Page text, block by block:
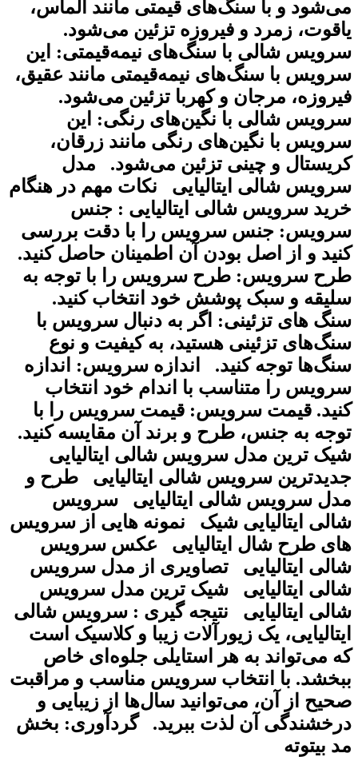
و با سنگ‌های قیمتی مانند الماس،
زمرد و فیروزه تزئین می‌شود.
شالی با سنگ‌های نیمه‌قیمتی: این
با سنگ‌های نیمه‌قیمتی مانند عقیق،
مرجان و کهربا تزئین می‌شود.
شالی با نگین‌های رنگی: این
با نگین‌های رنگی مانند زرقان،
و چینی تزئین می‌شود. مدل
شالی ایتالیایی نکات مهم در هنگام
سرویس شالی ایتالیایی : جنس
جنس سرویس را با دقت بررسی
و از اصل بودن آن اطمینان حاصل کنید.
سرویس: طرح سرویس را با توجه به
و سبک پوشش خود انتخاب کنید.
های تزئینی: اگر به دنبال سرویس با
تزئینی هستید، به کیفیت و نوع
توجه کنید. اندازه سرویس: اندازه
را متناسب با اندام خود انتخاب
قیمت سرویس: قیمت سرویس را با
به جنس، طرح و برند آن مقایسه کنید.
ترین مدل سرویس شالی ایتالیایی
سرویس شالی ایتالیایی طرح و
سرویس شالی ایتالیایی سرویس
ایتالیایی شیک نمونه هایی از سرویس
طرح شال ایتالیایی عکس سرویس
ایتالیایی تصاویری از مدل سرویس
ایتالیایی شیک ترین مدل سرویس
ایتالیایی نتیجه گیری : سرویس شالی
یک زیورآلات زیبا و کلاسیک است
می‌تواند به هر استایلی جلوه‌ای خاص
با انتخاب سرویس مناسب و مراقبت
از آن، می‌توانید سال‌ها از زیبایی و
آن لذت ببرید. گردآوری: بخش
بیتوته